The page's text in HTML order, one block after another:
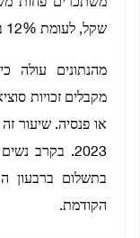
שקל, לעומת 12% ברבעון השלישי של 2023.
מקבלים זכויות
או פנסיה. שיעור
הקודמת.